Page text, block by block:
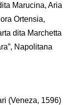
Marucina, Aria
Ortensia,
dita Marchetta
Napolitana
(Veneza, 1596)